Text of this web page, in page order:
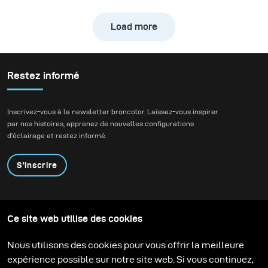
naturelle de la forêt.
Nous voulions créer de
d’action tout en
conservant la
et la présence de
l’environnement.
Load more
Restez informé
Inscrivez-vous à la newsletter broncolor. Laissez-vous inspirer
par nos histoires, apprenez de nouvelles configurations
d'éclairage et restez informé.
S'inscrire
Contactez-nous
Technologies
Support
Carrière
Media Center
Ce site web utilise des cookies
Nous utilisons des cookies pour vous offrir la meilleure
expérience possible sur notre site web. Si vous continuez,